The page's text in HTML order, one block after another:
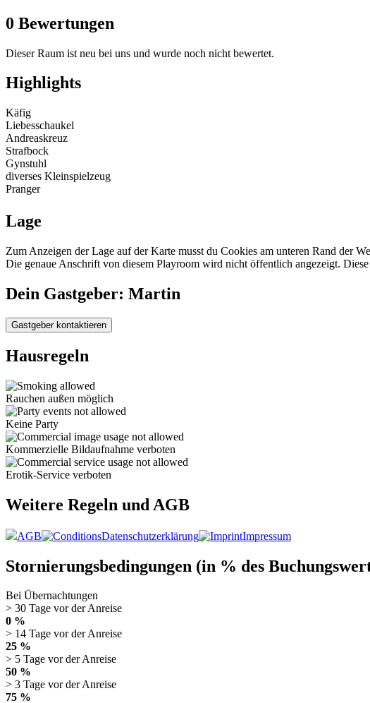
0 Bewertungen
Dieser Raum ist neu bei uns und wurde noch nicht bewertet.
Highlights
Käfig
Liebesschaukel
Andreaskreuz
Strafbock
Gynstuhl
diverses Kleinspielzeug
Pranger
Lage
Zum Anzeigen der Lage auf der Karte musst du Cookies am unteren Rand der
Die genaue Anschrift von diesem Playroom wird nicht öffentlich angezeigt.
Dein Gastgeber: Martin
Gastgeber kontaktieren
Hausregeln
Rauchen außen möglich
Keine Party
Kommerzielle Bildaufnahme verboten
Erotik-Service verboten
Weitere Regeln und AGB
AGB Datenschutzerklärung Impressum
Stornierungsbedingungen (in % des
Bei Übernachtungen
> 30 Tage vor der Anreise
0 %
> 14 Tage vor der Anreise
25 %
> 5 Tage vor der Anreise
50 %
> 3 Tage vor der Anreise
75 %